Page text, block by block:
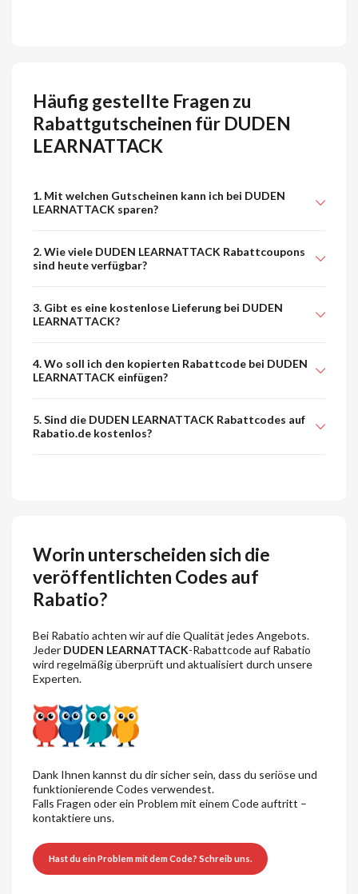
Häufig gestellte Fragen zu
Rabattgutscheinen für DUDEN
LEARNATTACK
1. Mit welchen Gutscheinen kann ich bei DUDEN
LEARNATTACK sparen?
2. Wie viele DUDEN LEARNATTACK Rabattcoupons
sind heute verfügbar?
3. Gibt es eine kostenlose Lieferung bei DUDEN
LEARNATTACK?
4. Wo soll ich den kopierten Rabattcode bei DUDEN
LEARNATTACK einfügen?
5. Sind die DUDEN LEARNATTACK Rabattcodes auf
Rabatio.de kostenlos?
Worin unterscheiden sich die
veröffentlichten Codes auf
Rabatio?
Bei Rabatio achten wir auf die Qualität jedes Angebots.
Jeder DUDEN LEARNATTACK-Rabattcode auf Rabatio
wird regelmäßig überprüft und aktualisiert durch unsere
Experten.
Dank Ihnen kannst du dir sicher sein, dass du seriöse und
funktionierende Codes verwendest.
Falls Fragen oder ein Problem mit einem Code auftritt –
kontaktiere uns.
Hast du ein Problem mit dem Code? Schreib uns.